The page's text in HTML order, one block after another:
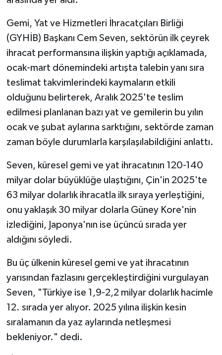
Gemi, Yat ve Hizmetleri İhracatçıları Birliği
(GYHİB) Başkanı Cem Seven, sektörün ilk çeyrek
ihracat performansına ilişkin yaptığı açıklamada,
ocak-mart dönemindeki artışta talebin yanı sıra
teslimat takvimlerindeki kaymaların etkili
olduğunu belirterek, Aralık 2025'te teslim
edilmesi planlanan bazı yat ve gemilerin bu yılın
ocak ve şubat aylarına sarktığını, sektörde zaman
zaman böyle durumlarla karşılaşılabildiğini anlattı.
Seven, küresel gemi ve yat ihracatının 120-140
milyar dolar büyüklüğe ulaştığını, Çin'in 2025'te
63 milyar dolarlık ihracatla ilk sıraya yerleştiğini,
onu yaklaşık 30 milyar dolarla Güney Kore'nin
izlediğini, Japonya'nın ise üçüncü sırada yer
aldığını söyledi.
Bu üç ülkenin küresel gemi ve yat ihracatının
yarısından fazlasını gerçekleştirdiğini vurgulayan
Seven, "Türkiye ise 1,9-2,2 milyar dolarlık hacimle
12. sırada yer alıyor. 2025 yılına ilişkin kesin
sıralamanın da yaz aylarında netleşmesi
bekleniyor." dedi.